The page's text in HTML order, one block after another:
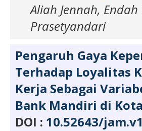
Aliah Jennah,
Prasetyandari
Pengaruh Gaya
Terhadap Loyalitas
Kerja Sebagai
Bank Mandiri di
DOI : 10.52643/